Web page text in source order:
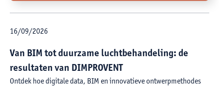
16/09/2026
Van BIM tot duurzame luchtbehandeling: de
resultaten van DIMPROVENT
Ontdek hoe digitale data, BIM en innovatieve ontwerpmethodes